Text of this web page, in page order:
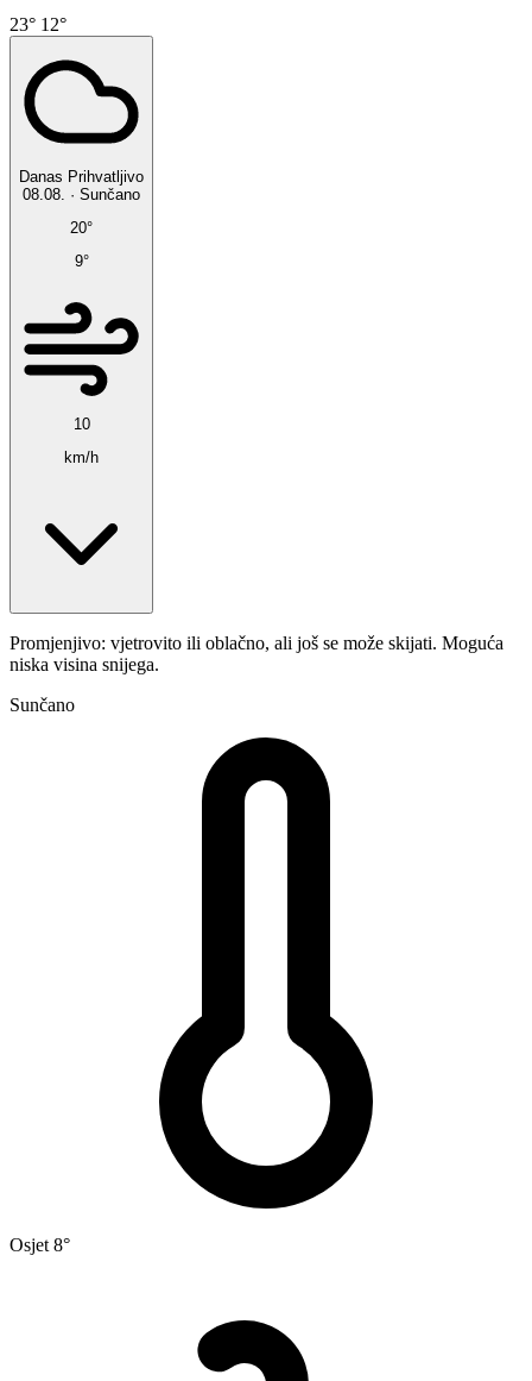
23° 12°
Danas Prihvatljivo
08.08. · Sunčano
20°
9°
10
km/h
Promjenjivo: vjetrovito ili oblačno, ali još se može skijati. Moguća
niska visina snijega.
Sunčano
Osjet 8°